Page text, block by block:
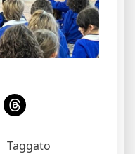
Taggato